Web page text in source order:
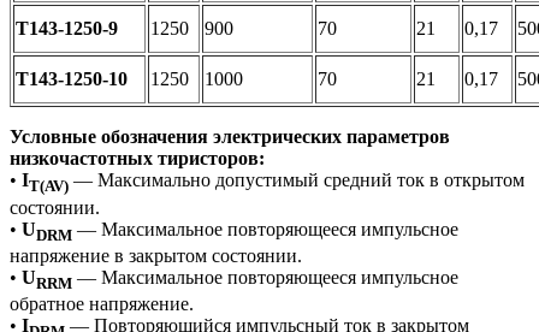
Т143-1250-9 1250 900 70 21 0,17
Т143-1250-10 1250 1000 70 21 0,17
Условные обозначения электрических параметров
низкочастотных тиристоров:
• IT(AV) — Максимально допустимый средний ток в открытом
состоянии.
• UDRM — Максимальное повторяющееся импульсное
напряжение в закрытом состоянии.
• URRM — Максимальное повторяющееся импульсное
обратное напряжение.
• I — Повторяющийся импульсный ток в закрытом